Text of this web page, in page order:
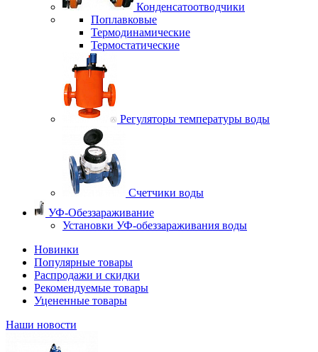
Конденсатоотводчики
Поплавковые
Термодинамические
Термостатические
Регуляторы температуры воды
Счетчики воды
УФ-Обеззараживание
Установки УФ-обеззараживания воды
Новинки
Популярные товары
Распродажи и скидки
Рекомендуемые товары
Уцененные товары
Наши новости